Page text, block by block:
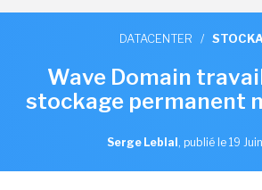
DATACENTER /
Wave Domain
stockage permanent
Serge Leblal , publié le 19